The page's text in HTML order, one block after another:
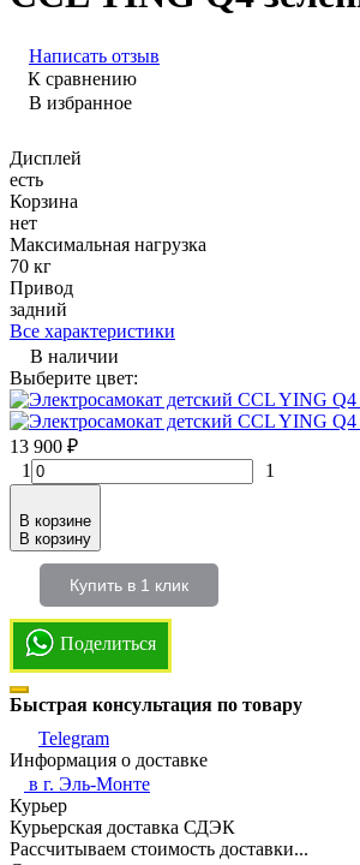
Написать отзыв
К сравнению
В избранное
Дисплей
есть
Корзина
нет
Максимальная нагрузка
70 кг
Привод
задний
Все характеристики
В наличии
Выберите цвет:
13 900 ₽
1
1
В корзине
В корзину
Купить в 1 клик
Поделиться
Быстрая консультация по товару
Telegram
Информация о доставке
в г. Эль-Монте
Курьер
Курьерская доставка СДЭК
Рассчитываем стоимость доставки...